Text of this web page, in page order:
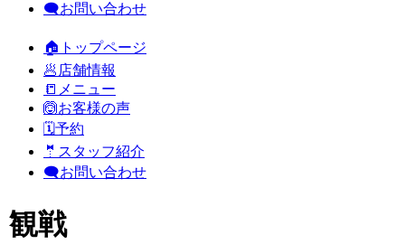
🗨️お問い合わせ
🏠トップページ
🥟店舗情報
📒メニュー
🙆お客様の声
🗓️予約
🤵スタッフ紹介
🗨️お問い合わせ
観戦